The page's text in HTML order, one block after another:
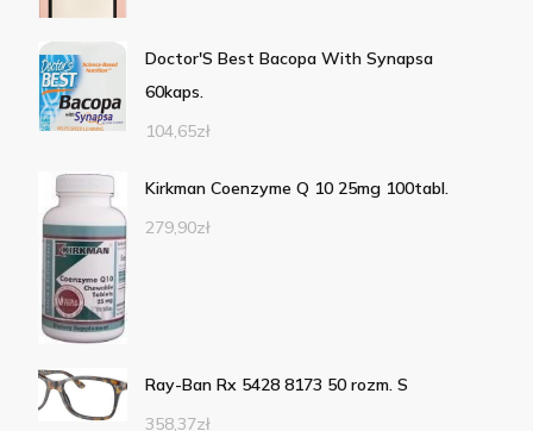
Doctor'S Best Bacopa With Synapsa
60kaps.
104,65zł
Kirkman Coenzyme Q 10 25mg 100tabl.
279,90zł
Ray-Ban Rx 5428 8173 50 rozm. S
358,37zł